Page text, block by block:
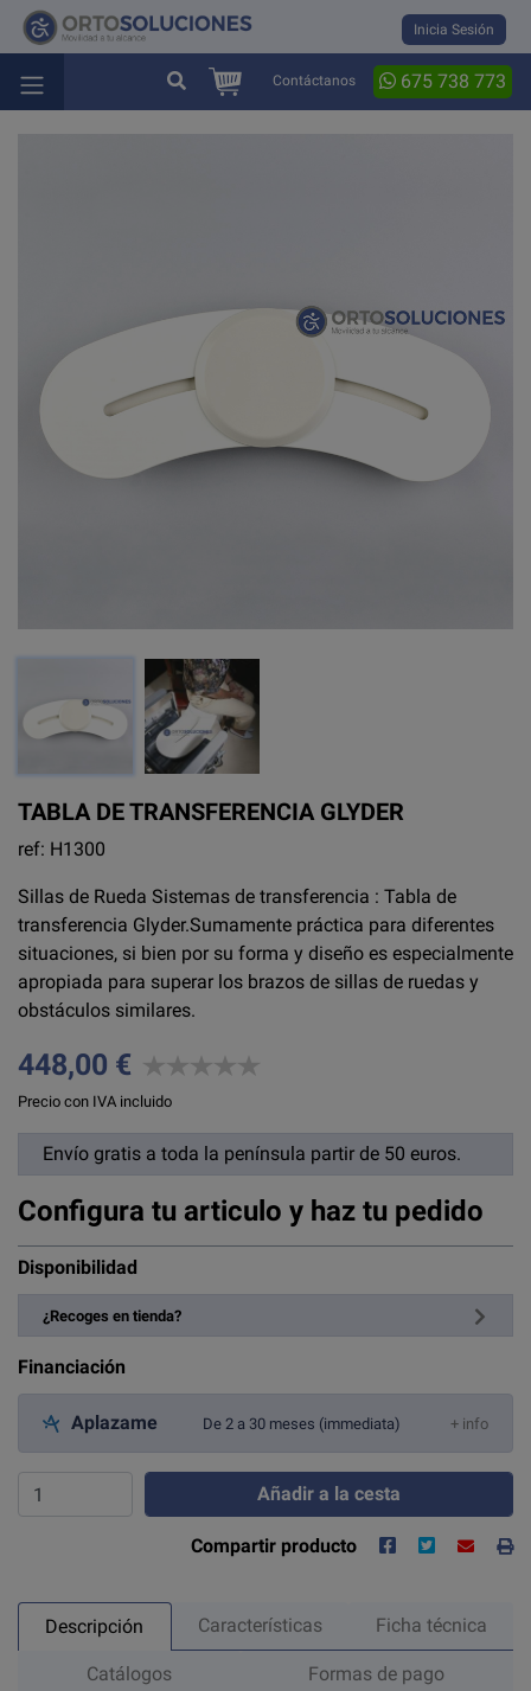
Inicia Sesión
Contáctanos 675 738 773
TABLA DE TRANSFERENCIA GLYDER
ref: H1300
Sillas de Rueda Sistemas de transferencia : Tabla de
transferencia Glyder.Sumamente práctica para diferentes
situaciones, si bien por su forma y diseño es especialmente
apropiada para superar los brazos de sillas de ruedas y
obstáculos similares.
448,00 €
Precio con IVA incluido
Envío gratis a toda la península partir de 50 euros.
Configura tu articulo y haz tu pedido
Disponibilidad
¿Recoges en tienda?
Financiación
Aplazame De 2 a 30 meses (immediata) + info
Añadir a la cesta
Compartir producto
Descripción Características Ficha técnica
Catálogos Formas de pago